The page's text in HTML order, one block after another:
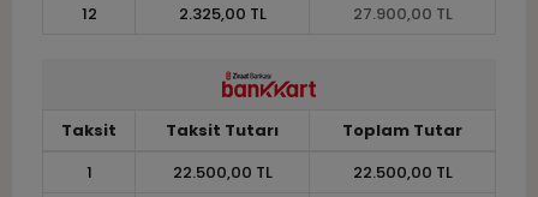
12
2.325,00 TL 27.900,00 TL
Taksit Taksit Tutarı
Toplam Tutar
1
22.500,00 TL
22.500,00 TL